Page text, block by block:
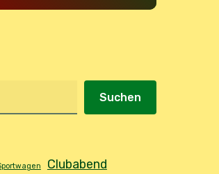
Suchen
Clubabend